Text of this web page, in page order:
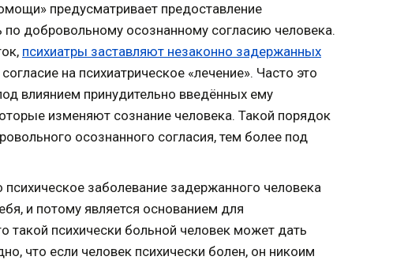
предусматривает предоставление
добровольному осознанному согласию человека.
психиатры заставляют незаконно задержанных
на психиатрическое «лечение». Часто это
влиянием принудительно введённых ему
изменяют сознание человека. Такой порядок
осознанного согласия, тем более под
заболевание задержанного человека
и потому является основанием для
такой психически больной человек может дать
что если человек психически болен, он никоим